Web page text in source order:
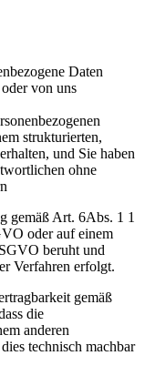
Daten
von uns
strukturierten,
und Sie haben
ohne
gemäß Art. 6Abs. 1 1
oder auf einem
beruht und
Verfahren erfolgt.
gemäß
die
anderen
technisch machbar